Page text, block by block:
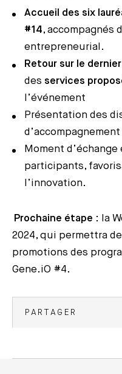
Accueil des six
#14, accompagnés
entrepreneurial.
Retour sur le
des services
l’événement
Présentation des
Moment
participants,
l’innovation.
Prochaine étape : la
2024, qui permettra
promotions des
Gene.iO #4.
PARTAGER